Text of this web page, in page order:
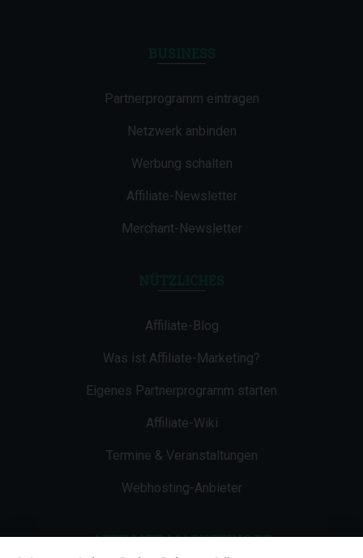
Partnerprogramm eintragen
Netzwerk anbinden
Werbung schalten
Affiliate-Newsletter
Merchant-Newsletter
Affiliate-Blog
Was ist Affiliate-Marketing?
Eigenes Partnerprogramm starten
Affiliate-Wiki
Termine & Veranstaltungen
Webhosting-Anbieter
AFFILIATE-MARKETING.DE